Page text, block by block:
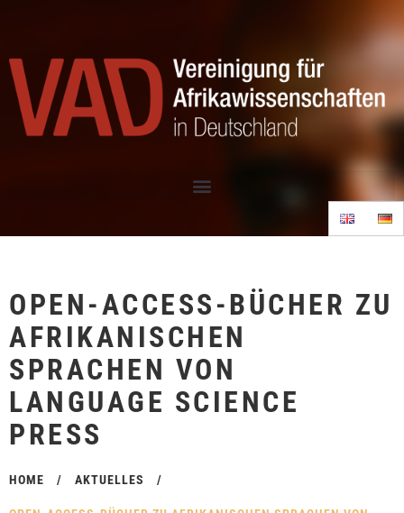
OPEN-ACCESS-BÜCHER ZU
AFRIKANISCHEN
SPRACHEN VON
LANGUAGE SCIENCE
PRESS
HOME / AKTUELLES /